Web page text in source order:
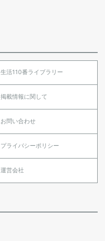
生活110番ライブラリー
掲載情報に関して
お問い合わせ
プライバシーポリシー
運営会社